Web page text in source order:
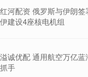
红河配资 俄罗斯与伊朗
伊建设4座核电机组
溢诚优配 通用航空万亿蓝
抓手